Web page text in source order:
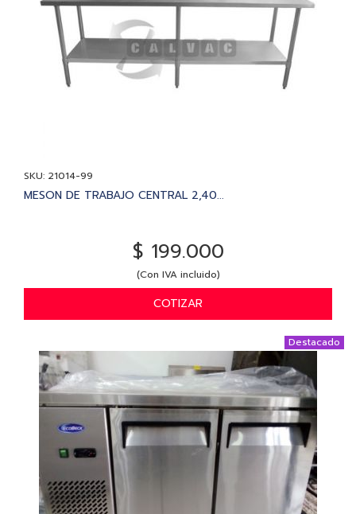
SKU: 21014-99
MESON DE TRABAJO CENTRAL 2,40...
$ 199.000
(Con IVA incluido)
COTIZAR
Destacado